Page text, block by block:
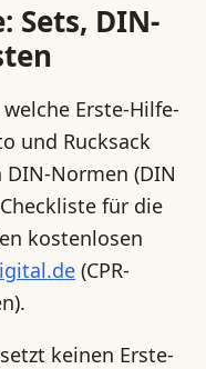
Sets, DIN-
Erste-Hilfe-
und Rucksack
Normen (DIN
für die
kostenlosen
(CPR-
keinen Erste-